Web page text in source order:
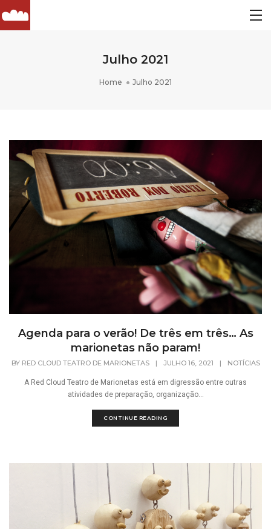
Julho 2021
Home Julho 2021
Agenda para o verão! De três em três… As
marionetas não param!
BY RED CLOUD TEATRO DE MARIONETAS | JULHO 16, 2021 | NOTÍCIAS
A Red Cloud Teatro de Marionetas está em digressão entre outras
atividades de preparação, organização...
CONTINUE READING